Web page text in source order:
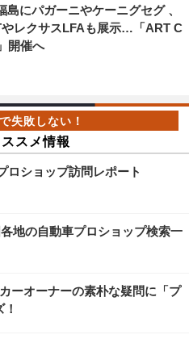
島にパガーニやケーニグセグ 、
やレクサスLFAも展示…「ART C
開催へ
スメ情報
ロショップ訪問レポート
の自動車プロショップ検索一
ーオーナーの素朴な疑問に「プ